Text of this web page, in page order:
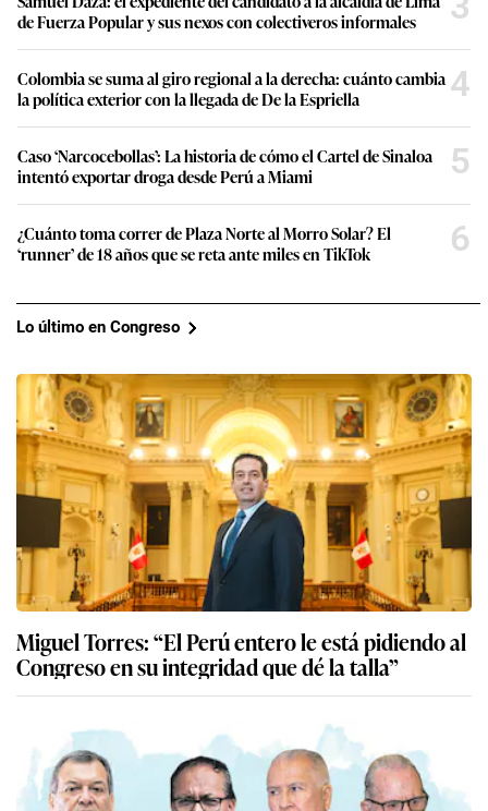
de Fuerza Popular y sus nexos con colectiveros informales
Colombia se suma al giro regional a la derecha: cuánto cambia
la política exterior con la llegada de De la Espriella
4
Caso ‘Narcocebollas’: La historia de cómo el Cartel de Sinaloa
intentó exportar droga desde Perú a Miami
5
¿Cuánto toma correr de Plaza Norte al Morro Solar? El
‘runner’ de 18 años que se reta ante miles en TikTok
6
Lo último en Congreso
Miguel Torres: “El Perú entero le está pidiendo al
Congreso en su integridad que dé la talla”